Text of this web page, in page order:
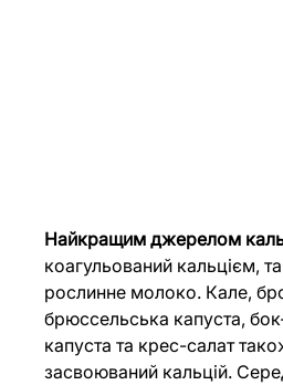
Найкращим джерелом
коагульований кальцієм,
рослинне молоко. Кале,
брюссельська капуста,
капуста та крес-салат
засвоюваний кальцій.